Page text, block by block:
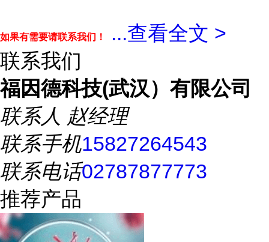
如果有需要请联系我们！ ...查看全文 >
联系我们
福因德科技(武汉）有限公司
联系人 赵经理
联系手机15827264543
联系电话02787877773
推荐产品